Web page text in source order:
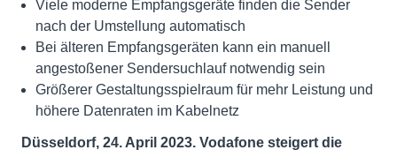
Viele moderne Empfangsgeräte finden die Sender
nach der Umstellung automatisch
Bei älteren Empfangsgeräten kann ein manuell
angestoßener Sendersuchlauf notwendig sein
Größerer Gestaltungsspielraum für mehr Leistung und
höhere Datenraten im Kabelnetz
Düsseldorf, 24. April 2023. Vodafone steigert die